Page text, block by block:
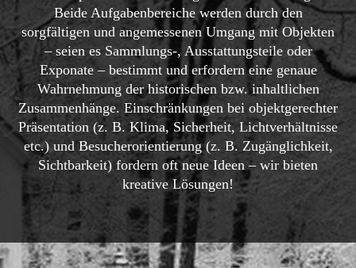
Beide Aufgabenbereiche werden durch den
sorgfältigen und angemessenen Umgang mit Objekten
– seien es Sammlungs-, Ausstattungsteile oder
Exponate – bestimmt und erfordern eine genaue
Wahrnehmung der historischen bzw. inhaltlichen
Zusammenhänge. Einschränkungen bei objektgerechter
Präsentation (z. B. Klima, Sicherheit, Lichtverhältnisse
etc.) und Besucherorientierung (z. B. Zugänglichkeit,
Sichtbarkeit) fordern oft neue Ideen – wir bieten
kreative Lösungen!